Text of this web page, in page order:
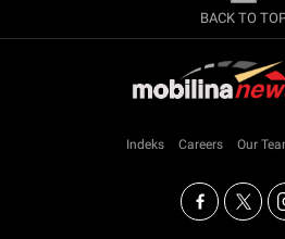
BACK TO
Indeks Careers Our